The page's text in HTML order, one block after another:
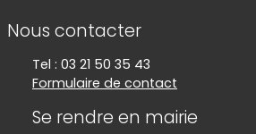
Informations de contact
Nous contacter
Tel : 03 21 50 35 43
Formulaire de contact
Se rendre en mairie